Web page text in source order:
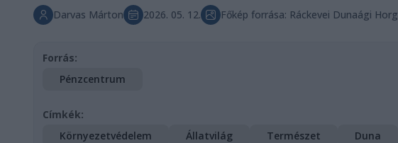
Darvas Márton 2026. 05. 12. Főkép forrása: Ráckevei Dunaági
Forrás:
Pénzcentrum
Címkék:
Környezetvédelem
Állatvilág Természet Duna